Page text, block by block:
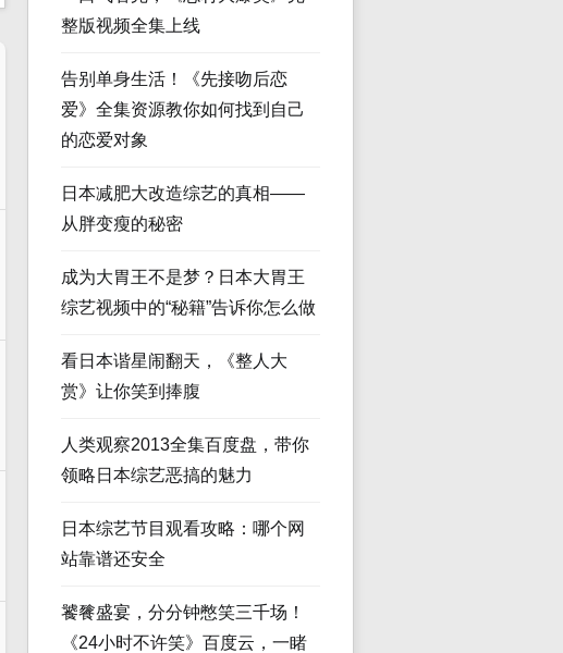
整版视频全集上线
告别单身生活！《先接吻后恋
爱》全集资源教你如何找到自己
的恋爱对象
日本减肥大改造综艺的真相——
从胖变瘦的秘密
成为大胃王不是梦？日本大胃王
综艺视频中的“秘籍”告诉你怎么做
看日本谐星闹翻天，《整人大
赏》让你笑到捧腹
人类观察2013全集百度盘，带你
领略日本综艺恶搞的魅力
日本综艺节目观看攻略：哪个网
站靠谱还安全
饕餮盛宴，分分钟憋笑三千场！
《24小时不许笑》百度云，一睹